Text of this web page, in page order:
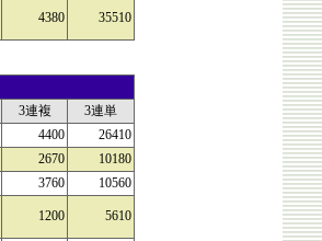
4380 35510
3連複
3連単
4400
26410
2670
10180
3760 10560
1200 5610